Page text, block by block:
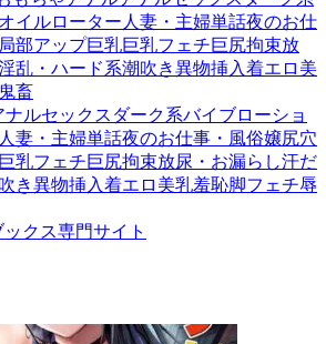
イルローター 人妻・主婦単話夜のお仕
局部アップ巨乳巨乳フェチ巨尻拘束放
乱・ハード系潮吹き異物挿入着エロ 美
鬼畜
ナルセックス ダーク系バイブローショ
人妻・主婦単話夜のお仕事・風俗嬢尻穴
巨乳フェチ巨尻拘束放尿・お漏らし汗だ
き異物挿入着エロ 美乳羞恥脚フェチ辱
クス専門サイト